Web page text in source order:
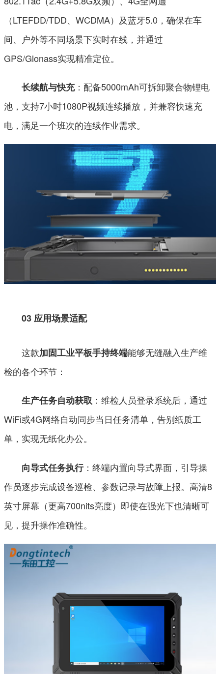
（LTEFDD/TDD、WCDMA）及蓝牙5.0，确保在车
间、户外等不同场景下实时在线，并通过
GPS/Glonass实现精准定位。
长续航与快充：配备5000mAh可拆卸聚合物锂电
池，支持7小时1080P视频连续播放，并兼容快速充
电，满足一个班次的连续作业需求。
03 应用场景适配
这款加固工业平板手持终端能够无缝融入生产维
检的各个环节：
生产任务自动获取 ：维检人员登录系统后，通过
WiFi或4G网络自动同步当日任务清单，告别纸质工
单，实现无纸化办公。
向导式任务执行：终端内置向导式界面，引导操
作员逐步完成设备巡检、参数记录与故障上报。高清8
英寸屏幕（更高700nits亮度）即使在强光下也清晰可
见，提升操作准确性。